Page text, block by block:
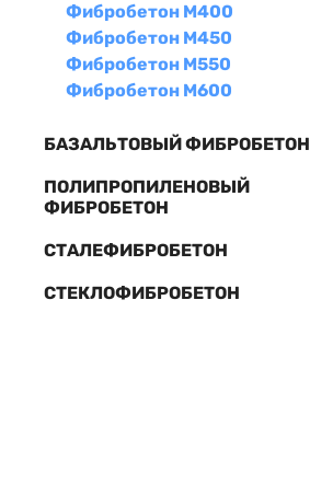
Фибробетон М400
Фибробетон М450
Фибробетон М550
Фибробетон М600
БАЗАЛЬТОВЫЙ ФИБРОБЕТОН
ПОЛИПРОПИЛЕНОВЫЙ
ФИБРОБЕТОН
СТАЛЕФИБРОБЕТОН
СТЕКЛОФИБРОБЕТОН